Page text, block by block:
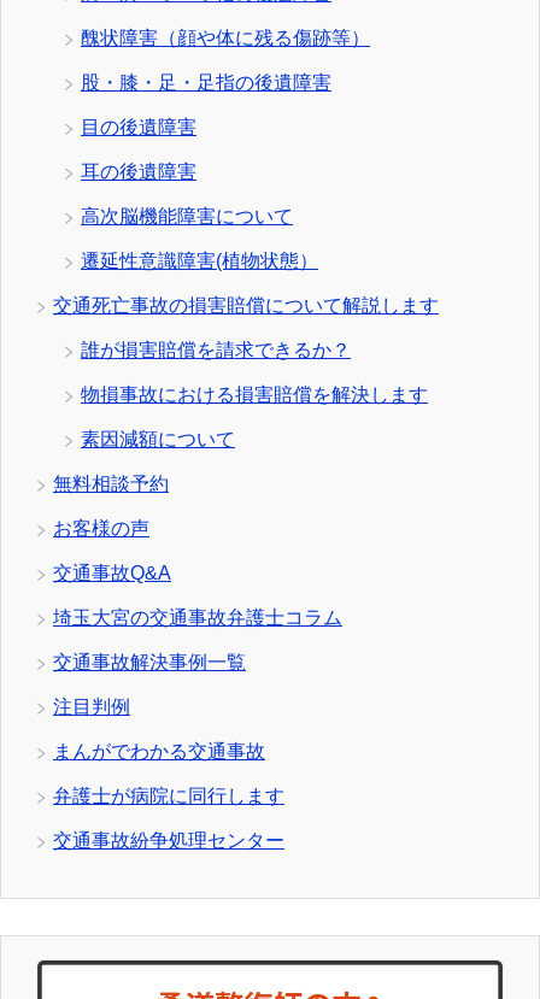
醜状障害（顔や体に残る傷跡等）
股・膝・足・足指の後遺障害
目の後遺障害
耳の後遺障害
高次脳機能障害について
遷延性意識障害(植物状態）
交通死亡事故の損害賠償について解説します
誰が損害賠償を請求できるか？
物損事故における損害賠償を解決します
素因減額について
無料相談予約
お客様の声
交通事故Q&A
埼玉大宮の交通事故弁護士コラム
交通事故解決事例一覧
注目判例
まんがでわかる交通事故
弁護士が病院に同行します
交通事故紛争処理センター